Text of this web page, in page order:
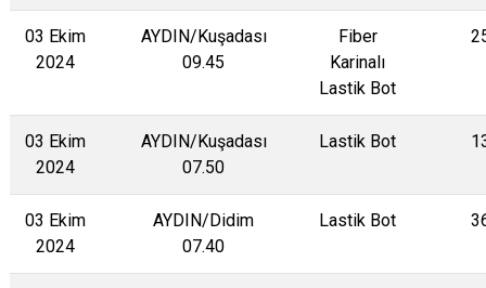
03 Ekim
2024
AYDIN/Kuşadası
09.45
Fiber
Karinalı
Lastik Bot
03 Ekim
2024
AYDIN/Kuşadası
07.50
Lastik Bot
03 Ekim
2024
AYDIN/Didim
07.40
Lastik Bot